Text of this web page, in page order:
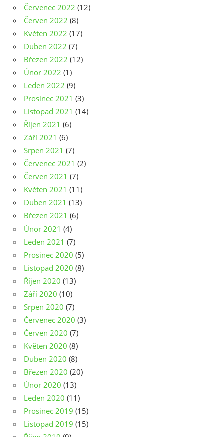
Červenec 2022 (12)
Červen 2022 (8)
Květen 2022 (17)
Duben 2022 (7)
Březen 2022 (12)
Únor 2022 (1)
Leden 2022 (9)
Prosinec 2021 (3)
Listopad 2021 (14)
Říjen 2021 (6)
Září 2021 (6)
Srpen 2021 (7)
Červenec 2021 (2)
Červen 2021 (7)
Květen 2021 (11)
Duben 2021 (13)
Březen 2021 (6)
Únor 2021 (4)
Leden 2021 (7)
Prosinec 2020 (5)
Listopad 2020 (8)
Říjen 2020 (13)
Září 2020 (10)
Srpen 2020 (7)
Červenec 2020 (3)
Červen 2020 (7)
Květen 2020 (8)
Duben 2020 (8)
Březen 2020 (20)
Únor 2020 (13)
Leden 2020 (11)
Prosinec 2019 (15)
Listopad 2019 (15)